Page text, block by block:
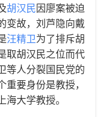
胡汉民因廖案被迫
变故，刘芦隐向戴
汪精卫为了排斥胡
取胡汉民之位而代
等人分裂国民党的
要身份是教授，
大学教授。